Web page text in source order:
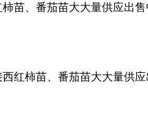
苗、番茄苗大大量供应出
红柿苗、番茄苗大大量供